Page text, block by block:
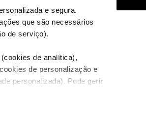
e segura.
que são necessários
de serviço).
de analítica),
de personalização e
personalizada). Pode gerir